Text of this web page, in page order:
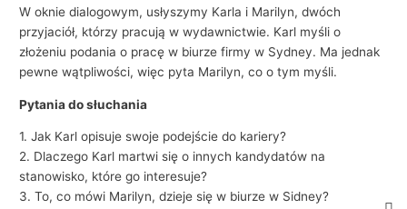
W oknie dialogowym, usłyszymy Karla i Marilyn, dwóch
przyjaciół, którzy pracują w wydawnictwie. Karl myśli o
złożeniu podania o pracę w biurze firmy w Sydney. Ma jednak
pewne wątpliwości, więc pyta Marilyn, co o tym myśli.
Pytania do słuchania
1. Jak Karl opisuje swoje podejście do kariery?
2. Dlaczego Karl martwi się o innych kandydatów na
stanowisko, które go interesuje?
3. To, co mówi Marilyn, dzieje się w biurze w Sidney?